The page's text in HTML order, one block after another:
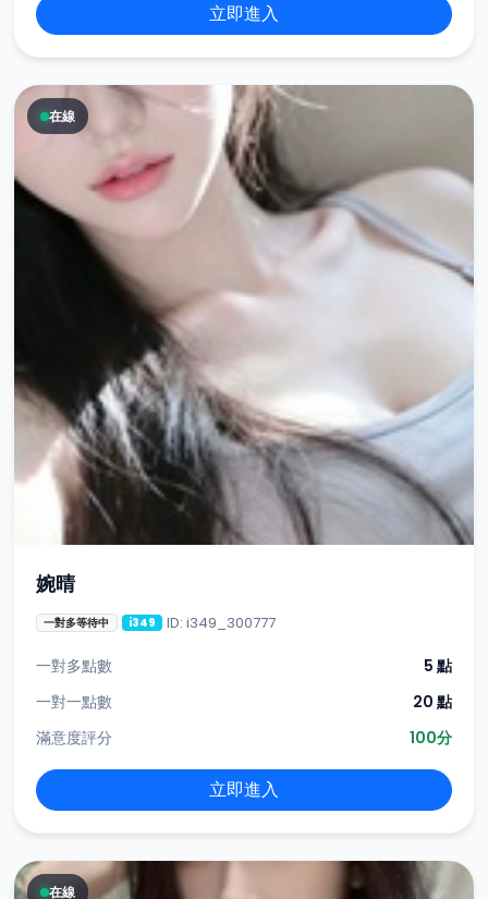
立即進入
在線
婉晴
一對多等待中 i349 ID: i349_300777
一對多點數
5 點
一對一點數
20 點
滿意度評分
100分
立即進入
在線